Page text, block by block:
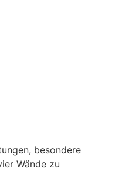
besondere
Wände zu